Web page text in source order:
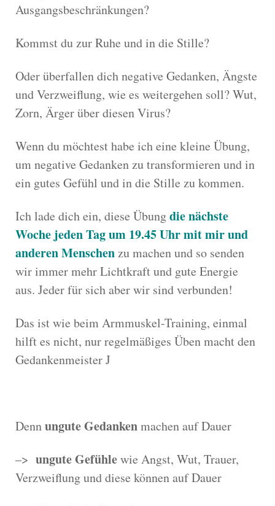
Ausgangsbeschränkungen?
Kommst du zur Ruhe und in die Stille?
Oder überfallen dich negative Gedanken, Ängste
und Verzweiflung, wie es weitergehen soll? Wut,
Zorn, Ärger über diesen Virus?
Wenn du möchtest habe ich eine kleine Übung,
um negative Gedanken zu transformieren und in
ein gutes Gefühl und in die Stille zu kommen.
Ich lade dich ein, diese Übungdie nächste
Woche jeden Tag um 19.45 Uhr mit mir und
anderen Menschenzu machen und so senden
wir immer mehr Lichtkraft und gute Energie
aus. Jeder für sich aber wir sind verbunden!
Das ist wie beim Armmuskel-Training, einmal
hilft es nicht, nur regelmäßiges Üben macht den
Gedankenmeister J
Dennungute Gedankenmachen auf Dauer
–> ungute Gefühlewie Angst, Wut, Trauer,
Verzweiflung und diese können auf Dauer